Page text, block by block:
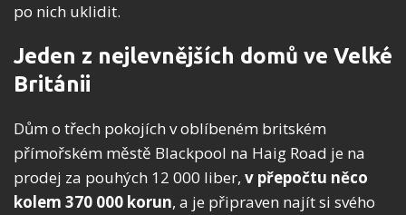
po nich uklidit.
Jeden z nejlevnějších domů ve Velké
Británii
Dům o třech pokojích v oblíbeném britském
přímořském městě Blackpool na Haig Road je na
prodej za pouhých 12 000 liber, v přepočtu něco
kolem 370 000 korun, a je připraven najít si svého